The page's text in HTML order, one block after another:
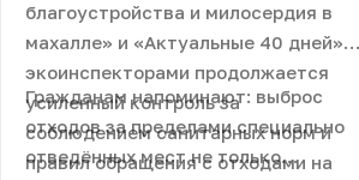
благоустройства и милосердия в
махалле» и «Актуальные 40 дней»
экоинспекторами продолжается
усиленный контроль за
соблюдением санитарных норм и
правил обращения с отходами на
Гражданам напоминают: выброс
отходов за пределами специально
отведённых мест не только